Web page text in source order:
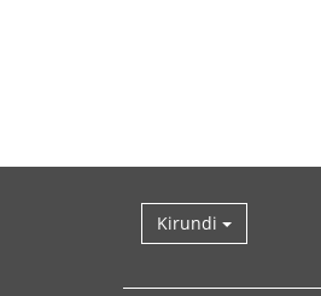
Kirundi